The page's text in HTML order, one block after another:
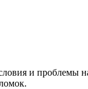
и проблемы